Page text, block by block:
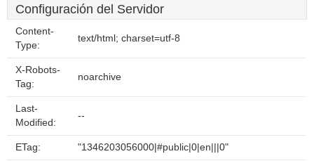
Configuración del Servidor
Content-
Type:
text/html; charset=utf-8
X-Robots-
Tag:
noarchive
Last-
Modified:
--
ETag: "1346203056000|#public|0|en|||0"